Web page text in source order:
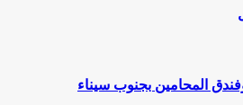
المحامين بجنوب سيناء